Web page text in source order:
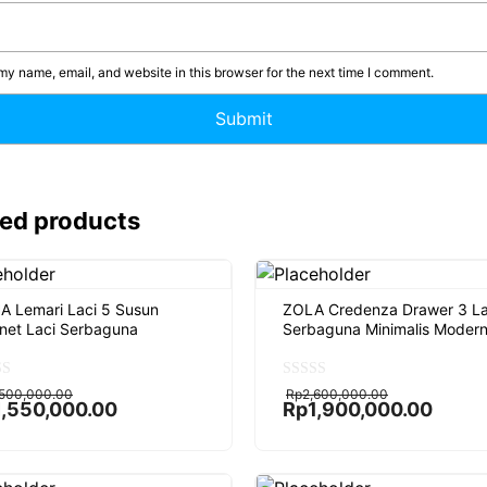
name, email, and website in this browser for the next time I comment.
products
Lemari Laci 5 Susun
Laci Serbaguna
ZOLA Credenza Drawer 3
Serbaguna Minimalis Modern
0
o
u
Rp2,600,000.00
Original
price
was:
Rp1,900,000.00
Current
price
is: